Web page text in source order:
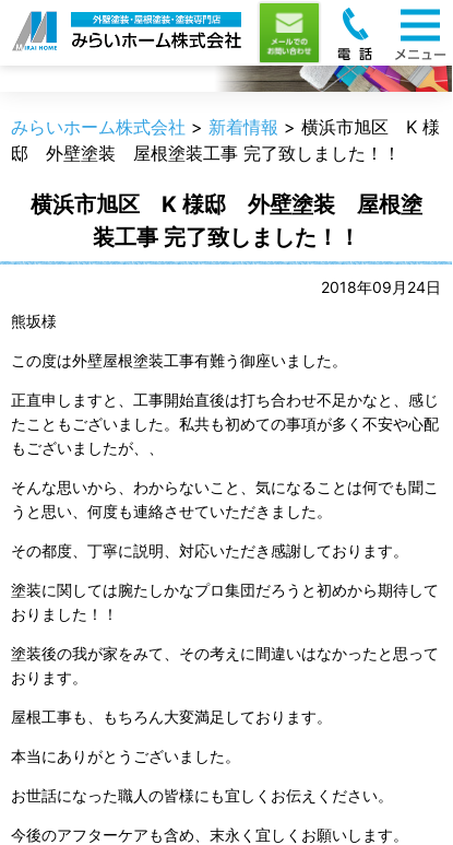
新着情報
みらいホーム株式会社 > 新着情報 > 横浜市旭区 K 様
邸 外壁塗装 屋根塗装工事 完了致しました！！
横浜市旭区 K 様邸 外壁塗装 屋根塗
装工事 完了致しました！！
2018年09月24日
熊坂様
この度は外壁屋根塗装工事有難う御座いました。
正直申しますと、工事開始直後は打ち合わせ不足かなと、感じ
たこともございました。私共も初めての事項が多く不安や心配
もございましたが、、
そんな思いから、わからないこと、気になることは何でも聞こ
うと思い、何度も連絡させていただきました。
その都度、丁寧に説明、対応いただき感謝しております。
塗装に関しては腕たしかなプロ集団だろうと初めから期待して
おりました！！
塗装後の我が家をみて、その考えに間違いはなかったと思って
おります。
屋根工事も、もちろん大変満足しております。
本当にありがとうございました。
お世話になった職人の皆様にも宜しくお伝えください。
今後のアフターケアも含め、末永く宜しくお願いします。